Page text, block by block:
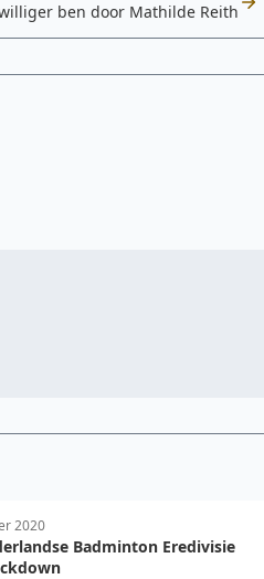
ben door Mathilde Reith
2020
Badminton Eredivisie